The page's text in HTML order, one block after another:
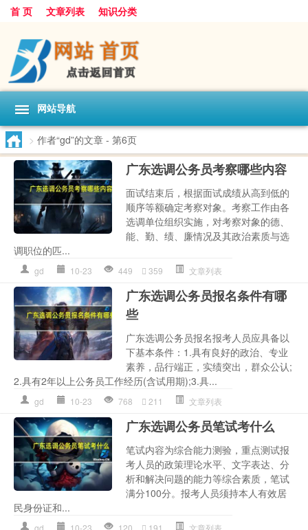
首 页 文章列表 知识分类
网站导航
> 作者“gd”的文章 - 第6页
广东选调公务员考察哪些内容
面试结束后，根据面试成绩从高到低的
顺序等额确定考察对象。考察工作由各
选调单位组织实施，对考察对象的德、
能、勤、绩、廉情况及其政治素质与选
调职位的匹...
gd 10-23 449 359 文章列表
广东选调公务员报名条件有哪
些
广东选调公务员报名报考人员应具备以
下基本条件：1.具有良好的政治、专业
素养，品行端正，实绩突出，群众公认;
2.具有2年以上公务员工作经历(含试用期);3.具...
gd 10-23 768 211 文章列表
广东选调公务员笔试考什么
笔试内容为综合能力测验，重点测试报
考人员的政策理论水平、文字表达、分
析和解决问题的能力等综合素质，笔试
满分100分。报考人员须持本人有效居
民身份证和...
gd 10-23 120 191 文章列表